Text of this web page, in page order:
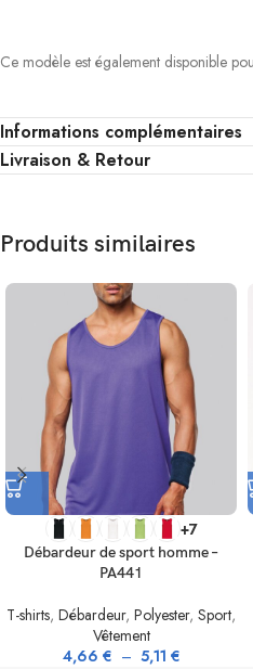
Ce modèle est également disponible
Informations complémentaires
Livraison & Retour
Produits similaires
+7
Débardeur de sport homme –
PA441
T-shirts, Débardeur, Polyester, Sport,
Vêtement
4,66 € – 5,11 €